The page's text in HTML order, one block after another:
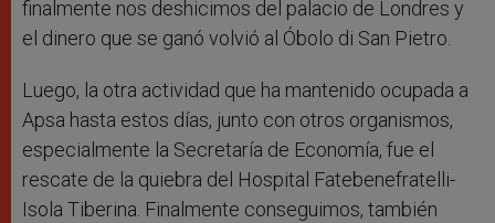
finalmente nos deshicimos del palacio de Londres y
el dinero que se ganó volvió al Óbolo di San Pietro.
Luego, la otra actividad que ha mantenido ocupada a
Apsa hasta estos días, junto con otros organismos,
especialmente la Secretaría de Economía, fue el
rescate de la quiebra del Hospital Fatebenefratelli-
Isola Tiberina. Finalmente conseguimos, también